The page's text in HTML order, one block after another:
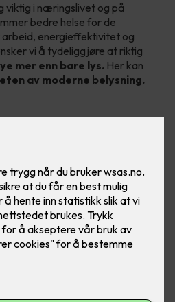
viktig i næringslivet og på
bedre helse for de
energieffektivitet og
vi å tydeliggjøre at riktig
mer enn bare lys. Her kan
av moderne belysning.